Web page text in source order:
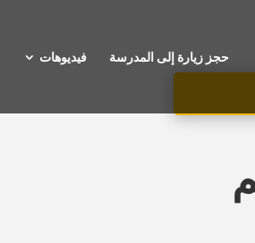
حجز زيارة إلى المدرسة فيديوهات